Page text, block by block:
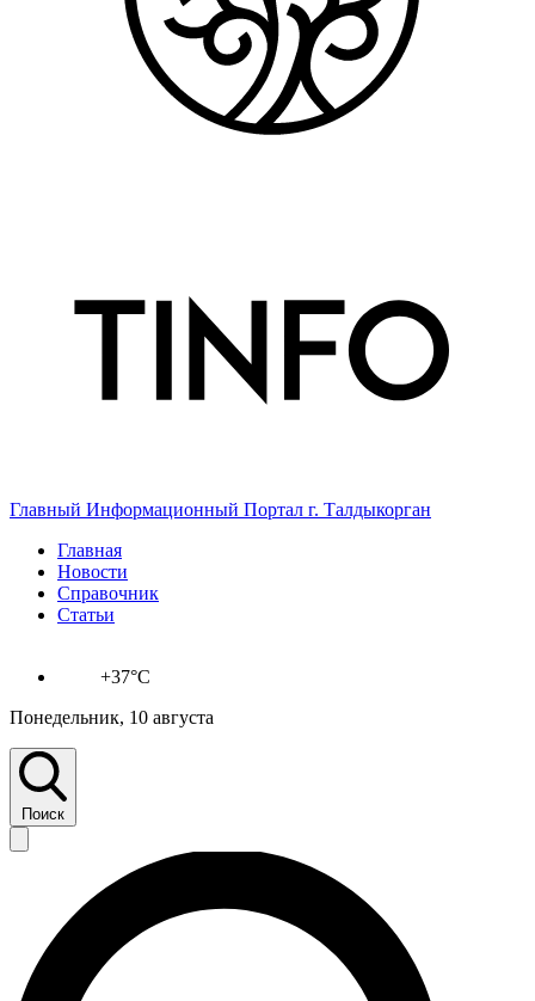
Главный Информационный Портал г. Талдыкорган
Главная
Новости
Справочник
Статьи
+37°C
Понедельник, 10 августа
Поиск